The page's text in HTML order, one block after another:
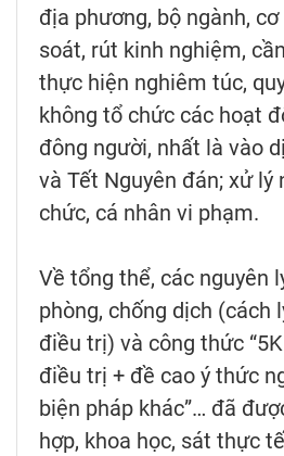
địa phương, bộ ngành,
soát, rút kinh nghiệm,
thực hiện nghiêm túc,
không tổ chức các hoạt
đông người, nhất là vào
và Tết Nguyên đán; xử lý
chức, cá nhân vi phạm.
Về tổng thể, các nguyên
phòng, chống dịch (cách
điều trị) và công thức
điều trị + đề cao ý thức
biện pháp khác”… đã
hợp, khoa học, sát thực